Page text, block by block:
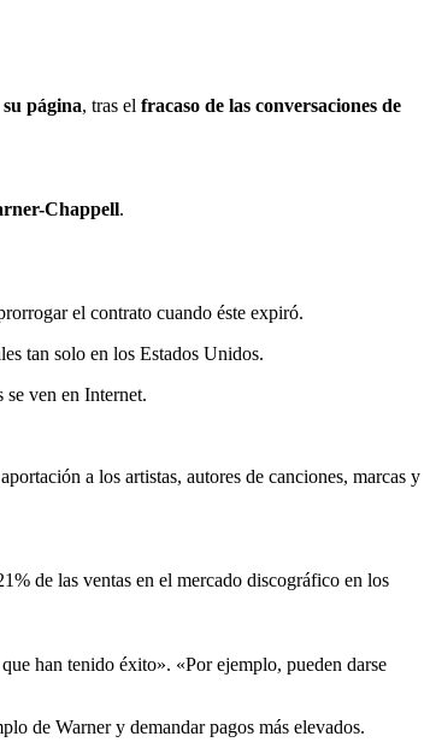
página, tras el fracaso de las conversaciones de
Chappell.
el contrato cuando éste expiró.
tan solo en los Estados Unidos.
se ven en Internet.
a los artistas, autores de canciones, marcas y
de las ventas en el mercado discográfico en los
han tenido éxito». «Por ejemplo, pueden darse
de Warner y demandar pagos más elevados.